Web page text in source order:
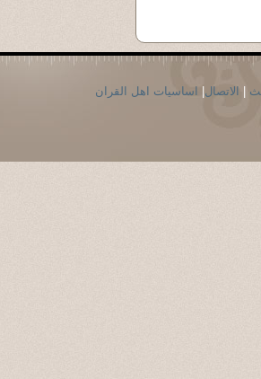
| الاتصال| اساسيات اهل القران